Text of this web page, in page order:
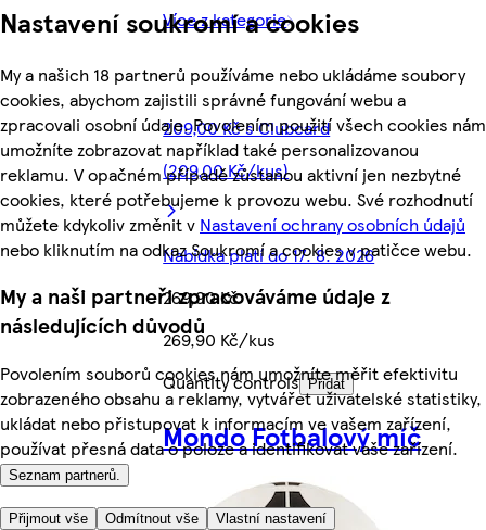
Nastavení soukromí a cookies
My a našich 18 partnerů používáme nebo ukládáme soubory
cookies, abychom zajistili správné fungování webu a
zpracovali osobní údaje. Povolením použití všech cookies nám
umožníte zobrazovat například také personalizovanou
reklamu. V opačném případě zůstanou aktivní jen nezbytné
cookies, které potřebujeme k provozu webu. Své rozhodnutí
můžete kdykoliv změnit v Nastavení ochrany osobních údajů
nebo kliknutím na odkaz Soukromí a cookies v patičce webu.
My a naši partneři zpracováváme údaje z
následujících důvodů
Povolením souborů cookies nám umožníte měřit efektivitu
zobrazeného obsahu a reklamy, vytvářet uživatelské statistiky,
ukládat nebo přistupovat k informacím ve vašem zařízení,
používat přesná data o poloze a identifikovat vaše zařízení.
Seznam partnerů.
Přijmout vše Odmítnout vše Vlastní nastavení
Více z kategorie
209,00 Kč s Clubcard
(209,00 Kč/kus)
Nabídka platí do 17. 8. 2026
269,90 Kč
269,90 Kč/kus
Quantity controls Přidat
Mondo Fotbalový míč